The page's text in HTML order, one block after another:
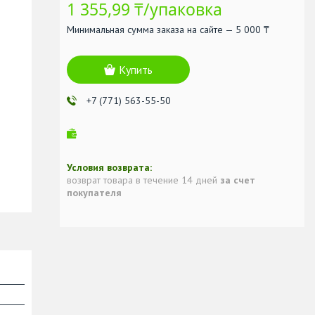
1 355,99 ₸/упаковка
Минимальная сумма заказа на сайте — 5 000 ₸
Купить
+7 (771) 563-55-50
возврат товара в течение 14 дней за счет
покупателя